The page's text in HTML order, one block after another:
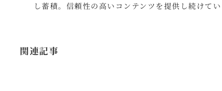
し蓄積。信頼性の高いコンテンツを提供し続けて
関連記事